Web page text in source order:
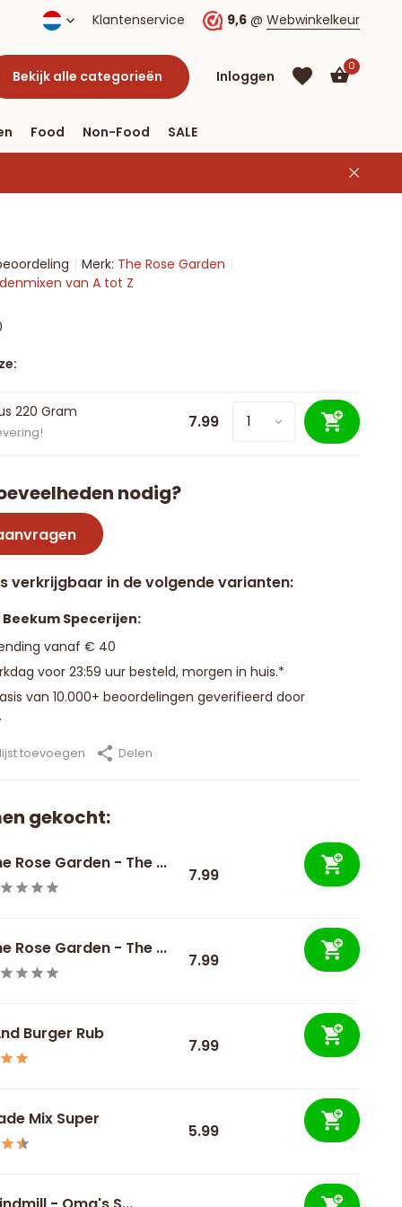
Klantenservice 9,6 @ Webwinkelkeur
Bekijk alle categorieën Inloggen
Account
0
Food Non-Food SALE
Merk: The Rose Garden
van A tot Z
220 Gram
7.99
nodig?
verkrijgbaar in de volgende varianten:
Specerijen:
vanaf € 40
voor 23:59 uur besteld, morgen in huis.*
van 10.000+ beoordelingen geverifieerd door
toevoegen Delen
gekocht:
Rose Garden - The ...
7.99
Rose Garden - The ...
7.99
Burger Rub
7.99
Mix Super
5.99